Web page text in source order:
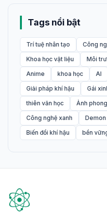
Tags nổi bật
Trí tuệ nhân tạo Công
Khoa học vật liệu
Môi
Anime
khoa học AI
Giải pháp khí hậu
Gái
thiên văn học
Ảnh
Công nghệ xanh
Biến đổi khí hậu
bền